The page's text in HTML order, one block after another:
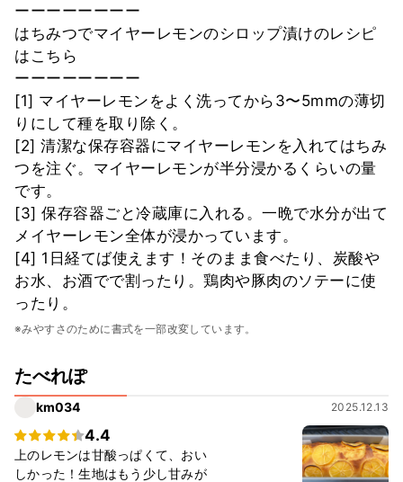
ーーーーーーーー
はちみつでマイヤーレモンのシロップ漬けのレシピ
はこちら
ーーーーーーーー
[1] マイヤーレモンをよく洗ってから3〜5mmの薄切
りにして種を取り除く。
[2] 清潔な保存容器にマイヤーレモンを入れてはちみ
つを注ぐ。マイヤーレモンが半分浸かるくらいの量
です。
[3] 保存容器ごと冷蔵庫に入れる。一晩で水分が出て
メイヤーレモン全体が浸かっています。
[4] 1日経てば使えます！そのまま食べたり、炭酸や
お水、お酒でで割ったり。鶏肉や豚肉のソテーに使
ったり。
※みやすさのために書式を一部改変しています。
たべれぽ
km034 2025.12.13
4.4
上のレモンは甘酸っぱくて、おい
しかった！生地はもう少し甘みが